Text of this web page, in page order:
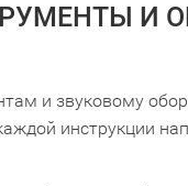
И
и звуковому
инструкции